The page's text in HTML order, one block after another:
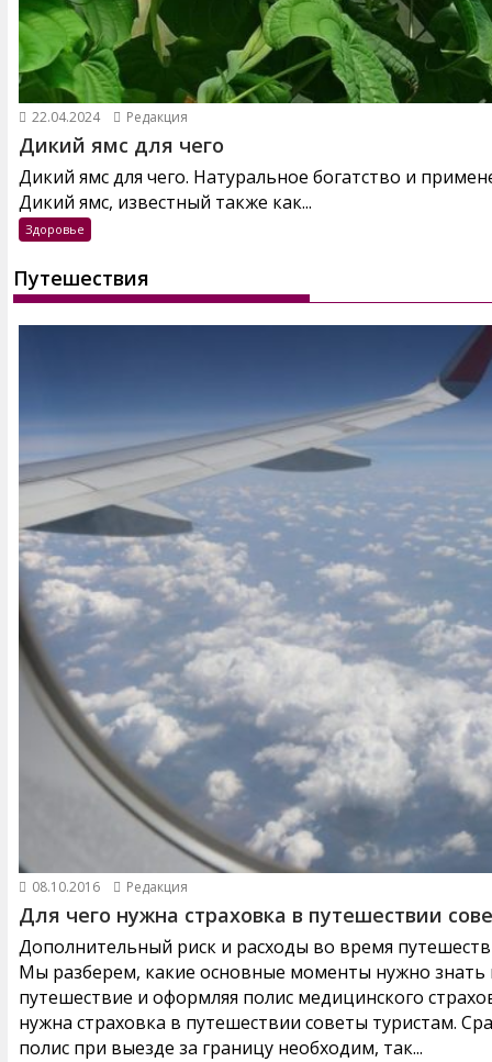
22.04.2024 Редакция
Дикий ямс для чего
Дикий ямс для чего. Натуральное богатство и
Дикий ямс, известный также как...
Здоровье
Путешествия
08.10.2016 Редакция
Для чего нужна страховка в путешествии
Дополнительный риск и расходы во время
Мы разберем, какие основные моменты нужно знать
путешествие и оформляя полис медицинского
нужна страховка в путешествии советы туристам.
полис при выезде за границу необходим, так...